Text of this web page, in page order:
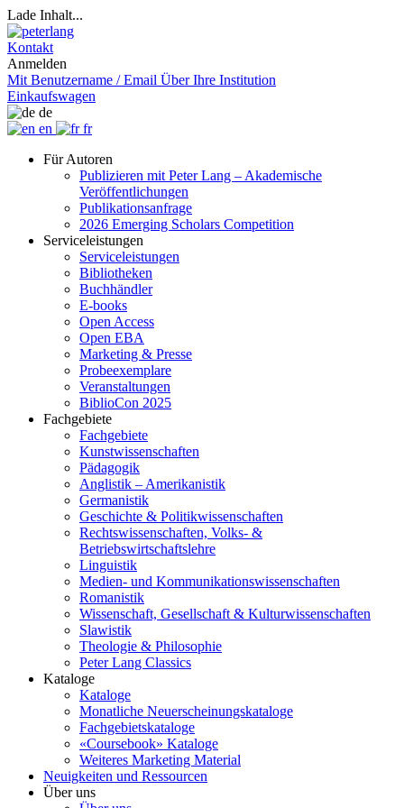
Lade Inhalt...
Kontakt
Anmelden
Mit Benutzername / Email Über Ihre Institution
Einkaufswagen
de
en
fr
Für Autoren
Publizieren mit Peter Lang – Akademische
Veröffentlichungen
Publikationsanfrage
2026 Emerging Scholars Competition
Serviceleistungen
Serviceleistungen
Bibliotheken
Buchhändler
E-books
Open Access
Open EBA
Marketing & Presse
Probeexemplare
Veranstaltungen
BiblioCon 2025
Fachgebiete
Fachgebiete
Kunstwissenschaften
Pädagogik
Anglistik – Amerikanistik
Germanistik
Geschichte & Politikwissenschaften
Rechtswissenschaften, Volks- &
Betriebswirtschaftslehre
Linguistik
Medien- und Kommunikationswissenschaften
Romanistik
Wissenschaft, Gesellschaft & Kulturwissenschaften
Slawistik
Theologie & Philosophie
Peter Lang Classics
Kataloge
Kataloge
Monatliche Neuerscheinungskataloge
Fachgebietskataloge
«Coursebook» Kataloge
Weiteres Marketing Material
Neuigkeiten und Ressourcen
Über uns